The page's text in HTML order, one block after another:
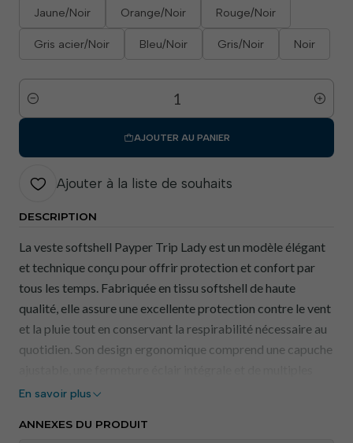
Jaune/Noir Orange/Noir Rouge/Noir
Gris acier/Noir Bleu/Noir Gris/Noir Noir
Quantité
AJOUTER AU PANIER
Ajouter à la liste de souhaits
DESCRIPTION
La veste softshell Payper Trip Lady est un modèle élégant
et technique conçu pour offrir protection et confort par
tous les temps. Fabriquée en tissu softshell de haute
qualité, elle assure une excellente protection contre le vent
et la pluie tout en conservant la respirabilité nécessaire au
quotidien. Son design ergonomique comprend une capuche
poches fonctionnelles, ce qui la rend idéale pour les
fonctionnalité.
En savoir plus
ANNEXES DU PRODUIT